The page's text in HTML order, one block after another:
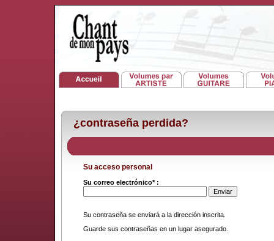
¿contraseña perdida?
Su acceso personal
Su correo electrónico* :
Su contraseña se enviará a la dirección inscrita.
Guarde sus contraseñas en un lugar asegurado.